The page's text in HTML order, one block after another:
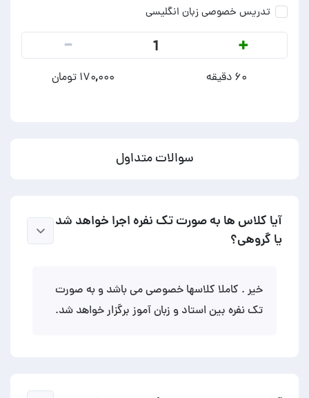
تدریس خصوصی زبان انگلیسی
+
1
-
۶۰ دقیقه ۱۷۰,۰۰۰ تومان
سوالات متداول
آیا کلاس ها به صورت تک نفره اجرا خواهد شد
یا گروهی؟
خیر . کاملا کلاسها خصوصی می باشد و به صورت
تک نفره بین استاد و زبان آموز برگزار خواهد شد.